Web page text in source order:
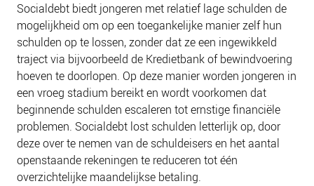
IN DE MEDIA
OVER NCFG
NIEUWS
BLOGS
Socialdebt biedt jongeren met relatief lage schulden de
mogelijkheid om op een toegankelijke manier zelf hun
schulden op te lossen, zonder dat ze een ingewikkeld
traject via bijvoorbeeld de Kredietbank of bewindvoering
hoeven te doorlopen. Op deze manier worden jongeren in
een vroeg stadium bereikt en wordt voorkomen dat
beginnende schulden escaleren tot ernstige financiële
problemen. Socialdebt lost schulden letterlijk op, door
deze over te nemen van de schuldeisers en het aantal
openstaande rekeningen te reduceren tot één
overzichtelijke maandelijkse betaling.